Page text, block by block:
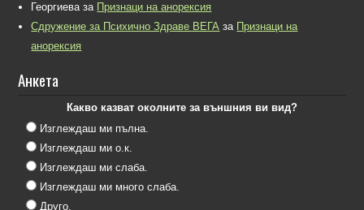
Георгиеваза Признаци на анорексия
Сдружение за Психично Здраве ВЕГА за Признаци на
анорексия
Анкета
Какво казват околните за външния ви вид?
Изглеждаш ми пълна.
Изглеждаш ми о.к.
Изглеждаш ми слаба.
Изглеждаш ми много слаба.
Друго.